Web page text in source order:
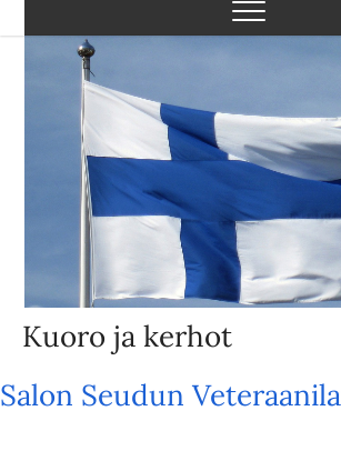
to
Kuoro ja kerhot
Salon Seudun